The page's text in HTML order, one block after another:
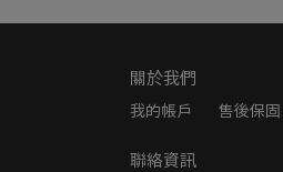
關於我們
我的帳戶 售後保固
聯絡資訊